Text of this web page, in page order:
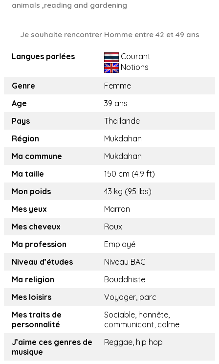
animals ,reading and gardening
Je souhaite rencontrer Homme entre 42 et 49 ans
Langues parlées
Courant
Notions
Genre
Femme
Age
39 ans
Pays
Thaïlande
Région
Mukdahan
Ma commune
Mukdahan
Ma taille
150 cm (4.9 ft)
Mon poids
43 kg (95 lbs)
Mes yeux
Marron
Mes cheveux
Roux
Ma profession
Employé
Niveau d’études
Niveau BAC
Ma religion
Bouddhiste
Mes loisirs
Voyager, parc
Mes traits de
personnalité
Sociable, honnête,
communicant, calme
J’aime ces genres de
musique
Reggae, hip hop